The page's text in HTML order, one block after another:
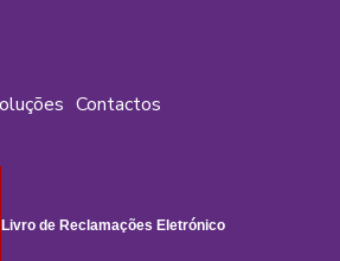
Contactos
Livro de Reclamações Eletrónico